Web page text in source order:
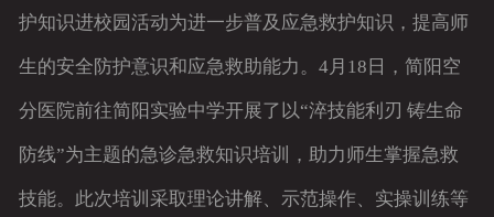
护知识进校园活动为进一步普及应急救护知识，提高师
生的安全防护意识和应急救助能力。4月18日，简阳空
分医院前往简阳实验中学开展了以“淬技能利刃 铸生命
防线”为主题的急诊急救知识培训，助力师生掌握急救
技能。此次培训采取理论讲解、示范操作、实操训练等